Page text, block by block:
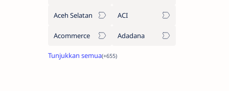
Aceh Selatan ACI
Acommerce Adadana